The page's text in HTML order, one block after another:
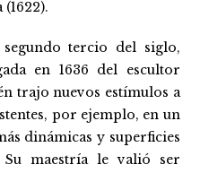
(1622).
tercio del siglo,
en 1636 del escultor
trajo nuevos estímulos a
por ejemplo, en un
dinámicas y superficies
Su maestría le valió ser